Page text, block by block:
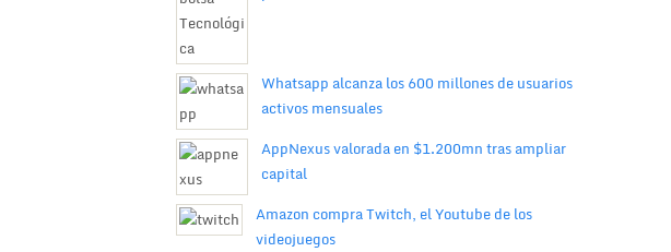
Whatsapp alcanza los 600 millones de usuarios
activos mensuales
AppNexus valorada en $1.200mn tras ampliar
capital
Amazon compra Twitch, el Youtube de los
videojuegos